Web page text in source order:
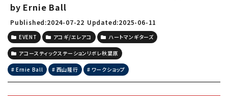
by Ernie Ball
Published:2024-07-22 Updated:2025-06-11
EVENT アコギ/エレアコ ハートマンギターズ
アコースティックステーションリボレ秋葉原
Ernie Ball 西山隆行 ワークショップ